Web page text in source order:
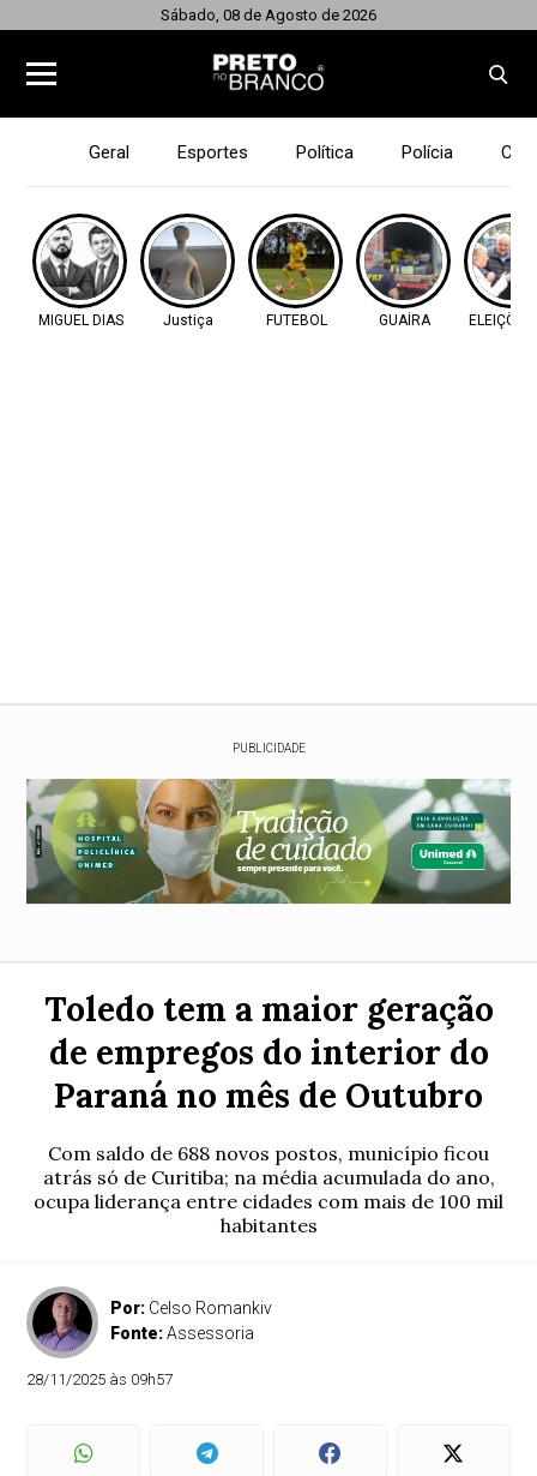
Sábado, 08 de Agosto de 2026
Geral Esportes Política Polícia
MIGUEL DIAS Justiça FUTEBOL GUAÍRA
PUBLICIDADE
Toledo tem a maior geração
de empregos do interior do
Paraná no mês de Outubro
Com saldo de 688 novos postos, município ficou
atrás só de Curitiba; na média acumulada do ano,
ocupa liderança entre cidades com mais de 100 mil
habitantes
Por: Celso Romankiv
Fonte:Assessoria
28/11/2025 às 09h57